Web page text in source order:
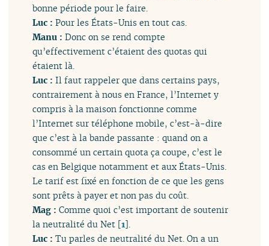
bonne période pour le faire.
Luc :Pour les États-Unis en tout cas.
Manu :Donc on se rend compte
qu’effectivement c’étaient des quotas qui
étaient là.
Luc :Il faut rappeler que dans certains pays,
contrairement à nous en France, l’Internet y
compris à la maison fonctionne comme
l’Internet sur téléphone mobile, c’est-à-dire
que c’est à la bande passante : quand on a
consommé un certain quota ça coupe, c’est le
cas en Belgique notamment et aux États-Unis.
Le tarif est fixé en fonction de ce que les gens
sont prêts à payer et non pas du coût.
Mag :Comme quoi c’est important de soutenir
la neutralité du Net [1]
Luc :Tu parles de neutralité du Net. On a un